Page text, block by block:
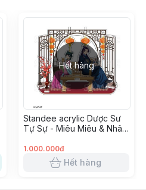
Hết hàng
Standee acrylic Dược Sư
Tự Sự - Miêu Miêu & Nhâm
1.000.000đ
Hết hàng